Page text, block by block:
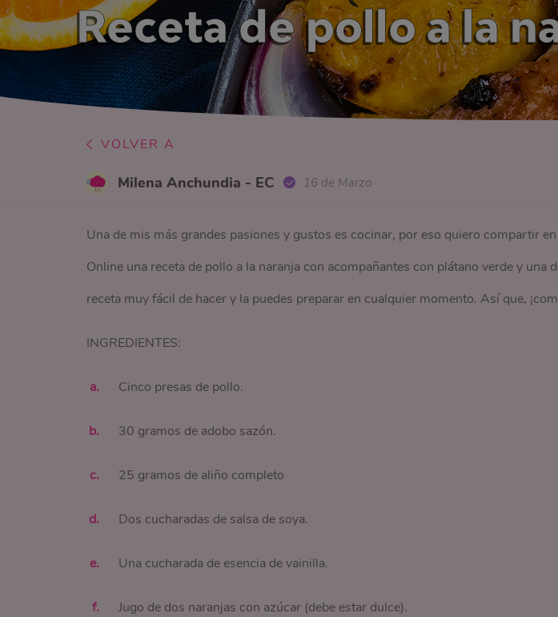
Receta de pollo a la
VOLVER A
Milena Anchundia - EC 16 de Marzo
Una de mis más grandes pasiones y gustos es cocinar, por eso quiero compartir
Online una receta de pollo a la naranja con acompañantes con plátano verde y una
receta muy fácil de hacer y la puedes preparar en cualquier momento. Así que,
INGREDIENTES:
Cinco presas de pollo.
30 gramos de adobo sazón.
25 gramos de aliño completo
Dos cucharadas de salsa de soya.
Una cucharada de esencia de vainilla.
Jugo de dos naranjas con azúcar (debe estar dulce).